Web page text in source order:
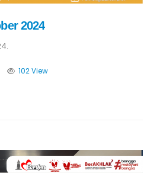
2024
102 View